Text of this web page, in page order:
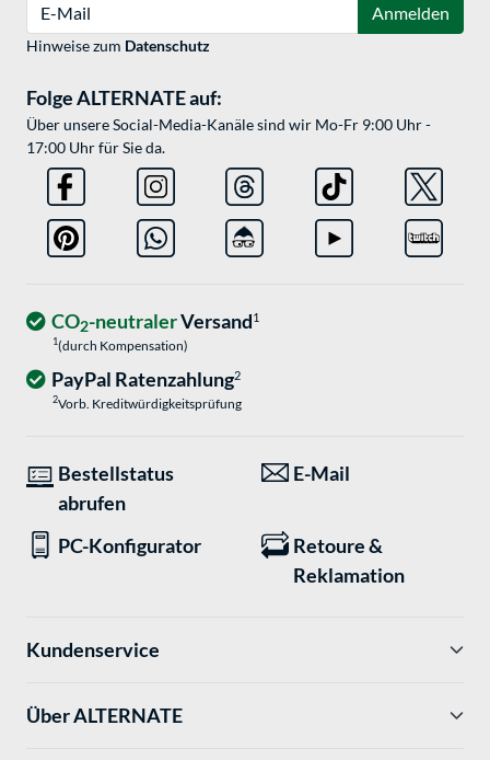
Anmelden
Hinweise zum Datenschutz
Folge ALTERNATE auf:
Über unsere Social-Media-Kanäle sind wir Mo-Fr 9:00 Uhr -
17:00 Uhr für Sie da.
CO2-neutralerVersand1
1(durch Kompensation)
PayPal Ratenzahlung2
2Vorb. Kreditwürdigkeitsprüfung
Bestellstatus
abrufen
E-Mail
PC-Konfigurator
Retoure &
Reklamation
Kundenservice
Über ALTERNATE